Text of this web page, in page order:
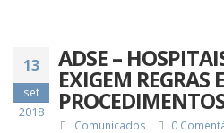
13
set
2018
ADSE –
EXIGEM REGRAS E
Comunicados 0